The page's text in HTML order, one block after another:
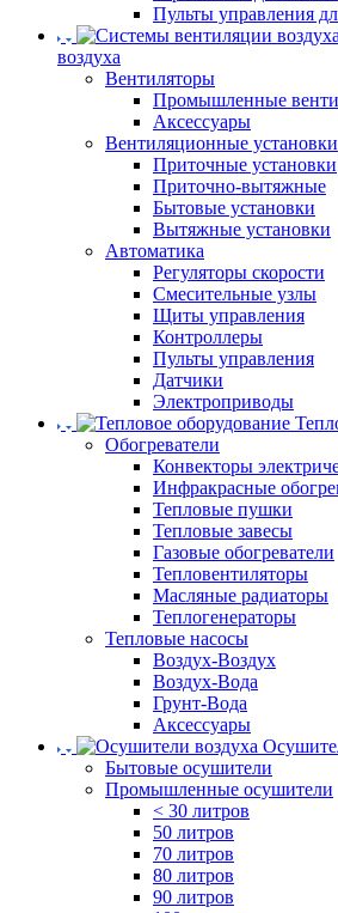
Пульты управления
воздуха
Вентиляторы
Промышленные
Аксессуары
Вентиляционные установки
Приточные установки
Приточно-вытяжные
Бытовые установки
Вытяжные установки
Автоматика
Регуляторы скорости
Смесительные узлы
Щиты управления
Контроллеры
Пульты управления
Датчики
Электроприводы
Обогреватели
Конвекторы
Инфракрасные
Тепловые пушки
Тепловые завесы
Газовые обогреватели
Тепловентиляторы
Масляные радиаторы
Теплогенераторы
Тепловые насосы
Воздух-Воздух
Воздух-Вода
Грунт-Вода
Аксессуары
Бытовые осушители
Промышленные осушители
< 30 литров
50 литров
70 литров
80 литров
90 литров